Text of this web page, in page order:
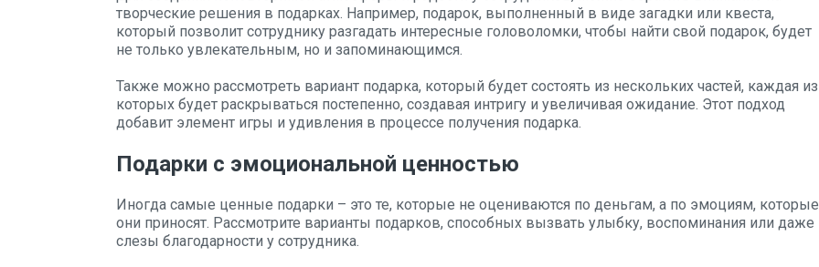
творческие решения в подарках. Например, подарок, выполненный в виде загадки или квеста,
который позволит сотруднику разгадать интересные головоломки, чтобы найти свой подарок, будет
не только увлекательным, но и запоминающимся.
Также можно рассмотреть вариант подарка, который будет состоять из нескольких частей, каждая из
которых будет раскрываться постепенно, создавая интригу и увеличивая ожидание. Этот подход
добавит элемент игры и удивления в процессе получения подарка.
Подарки с эмоциональной ценностью
Иногда самые ценные подарки – это те, которые не оцениваются по деньгам, а по эмоциям, которые
они приносят. Рассмотрите варианты подарков, способных вызвать улыбку, воспоминания или даже
слезы благодарности у сотрудника.